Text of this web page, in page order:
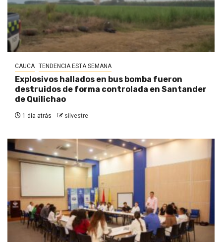
CAUCA TENDENCIA ESTA SEMANA
Explosivos hallados en bus bomba fueron
destruidos de forma controlada en Santander
de Quilichao
1 día atrás silvestre